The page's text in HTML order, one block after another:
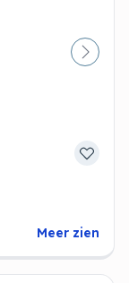
Meer zien